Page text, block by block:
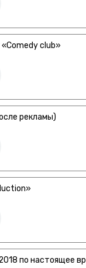
club»
рекламы)
по настоящее